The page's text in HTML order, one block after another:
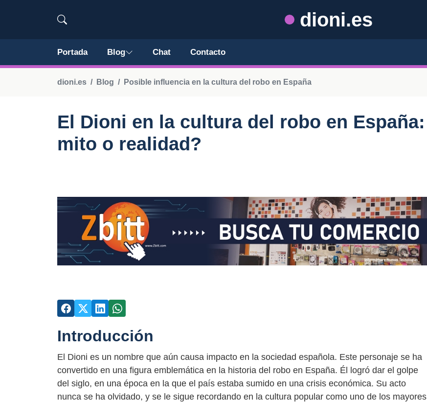
dioni.es
Portada Blog Chat Contacto
dioni.es Blog Posible influencia en la cultura del robo en España
El Dioni en la cultura del robo en España:
mito o realidad?
Introducción
El Dioni es un nombre que aún causa impacto en la sociedad española. Este personaje se ha
convertido en una figura emblemática en la historia del robo en España. Él logró dar el golpe
del siglo, en una época en la que el país estaba sumido en una crisis económica. Su acto
nunca se ha olvidado, y se le sigue recordando en la cultura popular como uno de los mayores